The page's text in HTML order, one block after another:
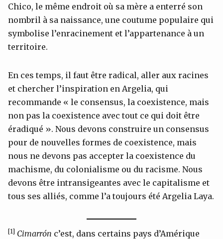
Chico, le même endroit où sa mère a enterré son
nombril à sa naissance, une coutume populaire qui
symbolise l’enracinement et l’appartenance à un
territoire.
En ces temps, il faut être radical, aller aux racines
et chercher l’inspiration en Argelia, qui
recommande « le consensus, la coexistence, mais
non pas la coexistence avec tout ce qui doit être
éradiqué ». Nous devons construire un consensus
pour de nouvelles formes de coexistence, mais
nous ne devons pas accepter la coexistence du
machisme, du colonialisme ou du racisme. Nous
devons être intransigeantes avec le capitalisme et
tous ses alliés, comme l’a toujours été Argelia Laya.
[1] Cimarrón c’est, dans certains pays d’Amérique